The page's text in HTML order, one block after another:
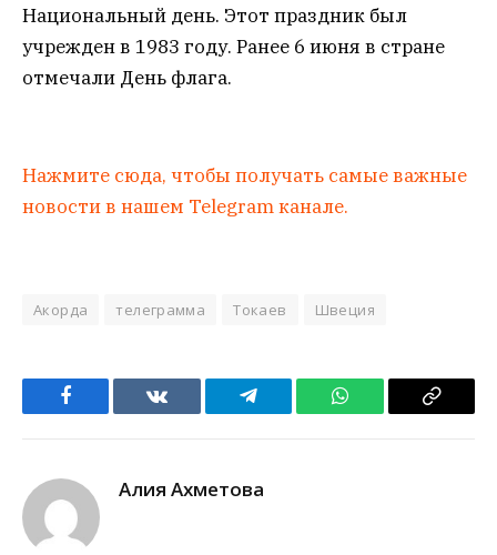
Национальный день. Этот праздник был
учрежден в 1983 году. Ранее 6 июня в стране
отмечали День флага.
Нажмите сюда, чтобы получать самые важные
новости в нашем Telegram канале.
Акорда телеграмма Токаев Швеция
Facebook VKontakteTelegram WhatsApp Copy
Алия Ахметова